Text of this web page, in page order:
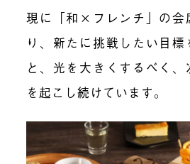
現に「和×フレンチ」の会
り、新たに挑戦したい目標
と、光を大きくするべく
を起こし続けています。